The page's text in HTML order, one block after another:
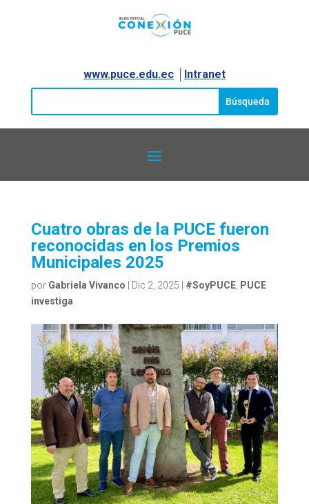
www.puce.edu.ec│ Intranet
Cuatro obras de la PUCE fueron
reconocidas en los Premios
Municipales 2025
por Gabriela Vivanco Dic 2, 2025 #SoyPUCE, PUCE
investiga